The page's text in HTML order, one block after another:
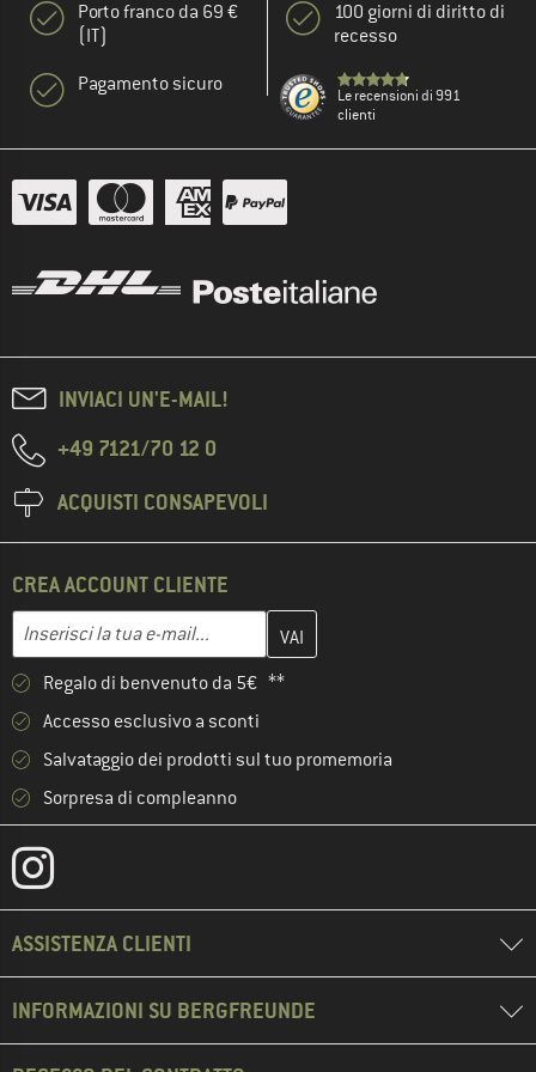
Porto franco da 69 €
(IT)
Pagamento sicuro
100 giorni di diritto di
recesso
Le recensioni di 991
clienti
INVIACI UN'E-MAIL!
+49 7121/70 12 0
ACQUISTI CONSAPEVOLI
CREA ACCOUNT CLIENTE
Indirizzo e-mail
Inserisci qui il tuo indirizzo e-mail e crea il tuo account cliente
Regalo di benvenuto da 5€ **
Accesso esclusivo a sconti
Salvataggio dei prodotti sul tuo promemoria
Sorpresa di compleanno
ASSISTENZA CLIENTI
INFORMAZIONI SU BERGFREUNDE